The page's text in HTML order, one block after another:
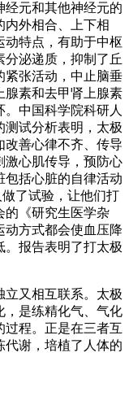
经元和其他神经元的
内外相合、上下相
动特点，有助于中枢
泌递质，抑制了丘
紧张活动，中止脑垂
腺素和去甲肾上腺素
中国科学院科研人
测试分析表明，太极
改善心律不齐、传导
激心肌传导，预防心
包括心脏的自律活动
了试验，让他们打
的《研究生医学杂
动方式都会使血压降
。报告表明了打太极
又相互联系。太极
，是练精化气、气化
过程。正是在三者互
代谢，培植了人体的